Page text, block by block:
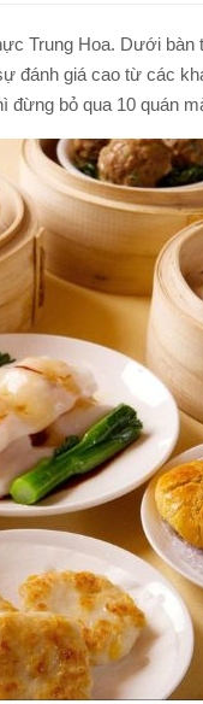
TOUR NAM ĐẢO
TOUR CÂU MỰC
TOUR LẶN BIỂN NHA
Trung Hoa. Dưới bàn
đánh giá cao từ các
bỏ qua 10 quán